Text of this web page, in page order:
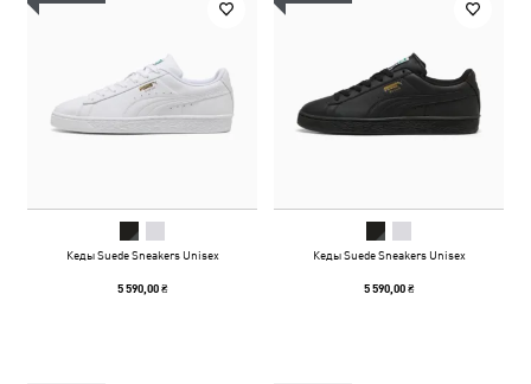
Кеды Suede Sneakers Unisex
5 590,00 ₴
Кеды Suede Sneakers Unisex
5 590,00 ₴